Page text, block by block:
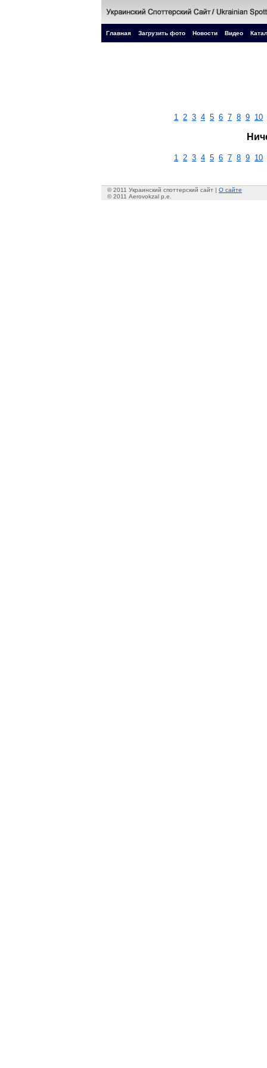
Главная Загрузить фото Новости Видео
1 2 3 4 5 6 7 8 9 10
1 2 3 4 5 6 7 8 9 10
© 2011 Украинский споттерский сайт | О сайте
© 2011 Aerovokzal p.e.